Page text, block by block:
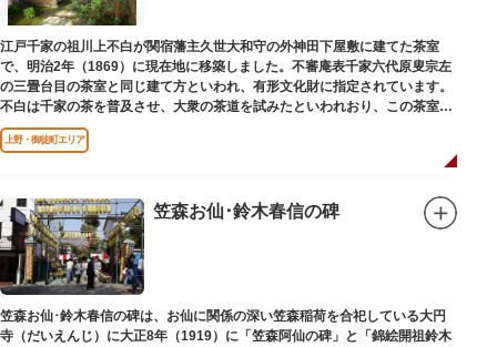
江戸千家の祖川上不白が関宿藩主久世大和守の外神田下屋敷に建てた茶室
で、明治2年（1869）に現在地に移築しました。不審庵表千家六代原叟宗左
の三畳台目の茶室と同じ建て方といわれ、有形文化財に指定されています。
不白は千家の茶を普及させ、大衆の茶道を試みたといわれおり、この茶室は
江戸千家を広める拠点となりました。
上野・御徒町エリア
笠森お仙･鈴木春信の碑
笠森お仙･鈴木春信の碑は、お仙に関係の深い笠森稲荷を合祀している大円
寺（だいえんじ）に大正8年（1919）に「笠森阿仙の碑」と「錦絵開祖鈴木